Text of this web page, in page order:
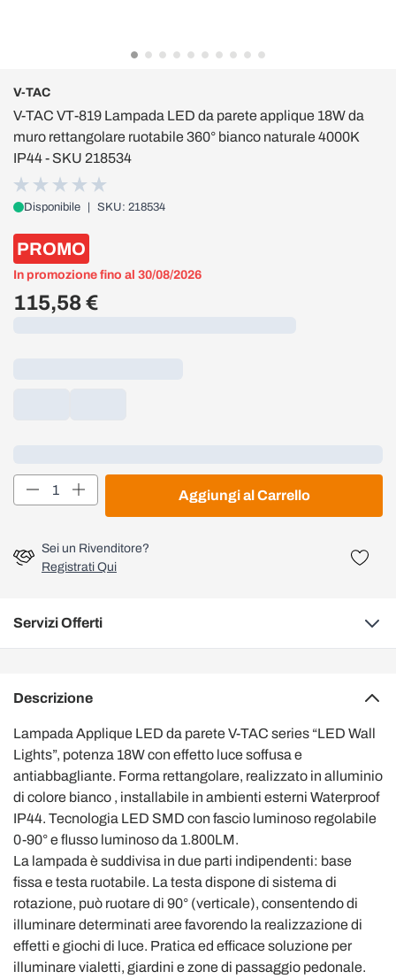
V-TAC
V-TAC VT-819 Lampada LED da parete applique 18W da
muro rettangolare ruotabile 360° bianco naturale 4000K
IP44 - SKU 218534
Disponibile SKU: 218534
PROMO
In promozione fino al 30/08/2026
115,58 €
Quantità
Aggiungi al Carrello
Sei un Rivenditore?
Registrati Qui
Servizi Offerti
Descrizione
Lampada Applique LED da parete V-TAC series “LED Wall
Lights”, potenza 18W con effetto luce soffusa e
antiabbagliante. Forma rettangolare, realizzato in alluminio
di colore bianco , installabile in ambienti esterni Waterproof
IP44. Tecnologia LED SMD con fascio luminoso regolabile
0-90° e flusso luminoso da 1.800LM.
La lampada è suddivisa in due parti indipendenti: base
fissa e testa ruotabile. La testa dispone di sistema di
rotazione, può ruotare di 90° (verticale), consentendo di
illuminare determinati aree favorendo la realizzazione di
effetti e giochi di luce. Pratica ed efficace soluzione per
illuminare vialetti, giardini e zone di passaggio pedonale.